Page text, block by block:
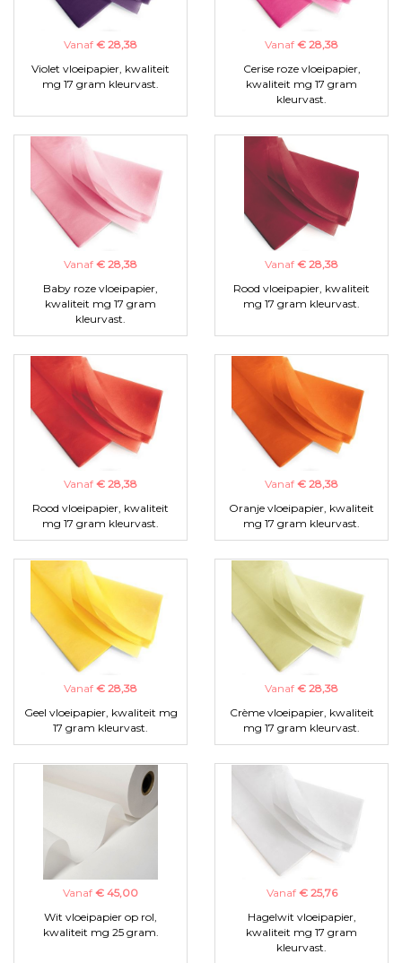
Vanaf € 28,38
Violet vloeipapier, kwaliteit
mg 17 gram kleurvast.
Vanaf € 28,38
Cerise roze vloeipapier,
kwaliteit mg 17 gram
kleurvast.
Vanaf € 28,38
Baby roze vloeipapier,
kwaliteit mg 17 gram
kleurvast.
Vanaf € 28,38
Rood vloeipapier, kwaliteit
mg 17 gram kleurvast.
Vanaf € 28,38
Rood vloeipapier, kwaliteit
mg 17 gram kleurvast.
Vanaf € 28,38
Oranje vloeipapier, kwaliteit
mg 17 gram kleurvast.
Vanaf € 28,38
Geel vloeipapier, kwaliteit mg
17 gram kleurvast.
Vanaf € 28,38
Crème vloeipapier, kwaliteit
mg 17 gram kleurvast.
Vanaf € 45,00
Wit vloeipapier op rol,
kwaliteit mg 25 gram.
Vanaf € 25,76
Hagelwit vloeipapier,
kwaliteit mg 17 gram
kleurvast.